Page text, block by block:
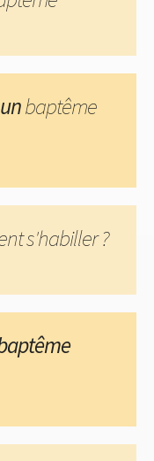
baptême
s'habiller ?